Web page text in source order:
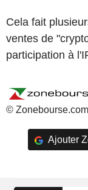
Cela fait
ventes de
participation à
©
Ajouter